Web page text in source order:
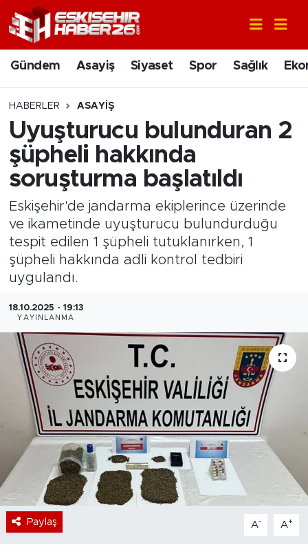
Gündem Asayiş Siyaset Spor Sağlık
HABERLER ASAYIŞ
Uyuşturucu bulunduran 2
şüpheli hakkında
soruşturma başlatıldı
Eskişehir'de jandarma ekiplerince üzerinde
ve ikametinde uyuşturucu bulundurduğu
tespit edilen 1 şüpheli tutuklanırken, 1
şüpheli hakkında adli kontrol tedbiri
uygulandı.
18.10.2025 - 19:13
YAYINLANMA
Paylaş A- A+
Gündem
Asayiş
Siyaset
Spor
Sağlık
Ekonomi
Eğitim
Bölge
Teknoloji
Magazin
Dünya
Sektör
Nöbetçi Eczaneler
Hava Durumu
Trafik Durumu
Süper Lig Puan Durumu ve Fikstür
Tüm Manşetler
Son Dakika Haberleri
Haber Arşivi